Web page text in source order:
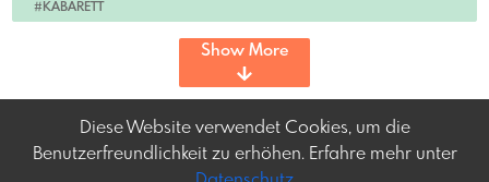
#KABARETT
Show More
Diese Website verwendet Cookies, um die
Benutzerfreundlichkeit zu erhöhen. Erfahre mehr unter